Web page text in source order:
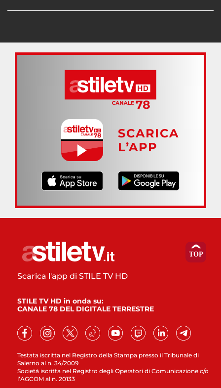
SCARICA
L’APP
Testata iscritta nel Registro della Stampa presso il Tribunale di
Salerno al n. 34/2009
Società iscritta nel Registro degli Operatori di Comunicazione c/o
l’AGCOM al n. 20133
Scarica l'app di STILE TV HD
STILE TV HD in onda su:
CANALE 78 DEL DIGITALE TERRESTRE